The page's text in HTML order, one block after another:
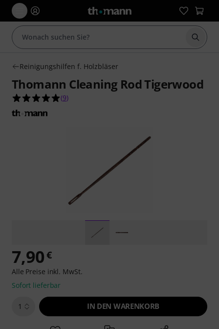
Suche
Reinigungshilfen f. Holzbläser
Thomann Cleaning Rod Tigerwood
5.0 von 5 Sternen aus 9 Kundenbewertungen
(9)
7,90€
Alle Preise inkl. MwSt.
Sofort lieferbar
1 IN DEN WARENKORB